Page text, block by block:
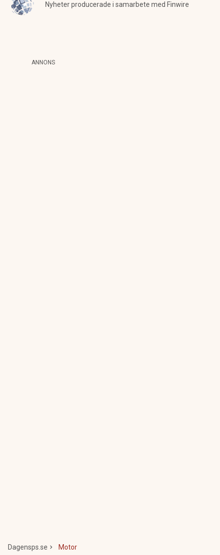
Nyheter producerade i samarbete med Finwire
ANNONS
Dagensps.se Motor